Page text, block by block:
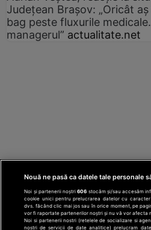
Județean Brașov: „Oricât
bag peste fluxurile
managerul” actualitate.net
Nouă ne pasă ca datele tale personale
Noi și partenerii noștri606 stocăm și/sau accesăm
cookie unici pentru prelucrarea datelor cu
dvs. făcând clic mai jos sau în orice moment, pe
vor fi raportate partenerilor noștri și nu vă vor afecta
Noi si partenerii nostri (retelele de socializare si
nostri de servicii de date analitice) prelucram